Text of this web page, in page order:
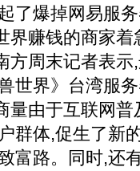
了爆掉网易服
界赚钱的商家
方周末记者表
世界》台湾服
量由于互联网
群体,促生了新
富路。同时,还